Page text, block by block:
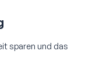
sparen und das